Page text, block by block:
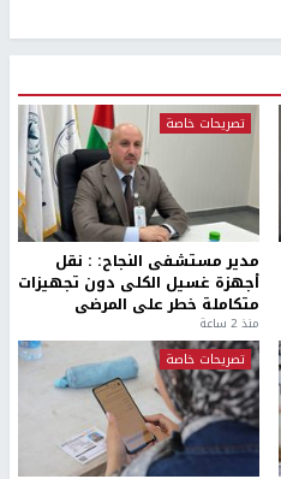
تصريحات خاصة
مدير مستشفى النجاح: : نقل
أجهزة غسيل الكلى دون تجهيزات
متكاملة خطر على المرضى
منذ 2 ساعة
تصريحات خاصة